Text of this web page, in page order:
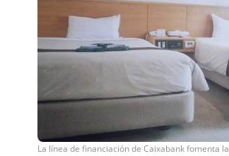
La línea de financiación de Caixabank fomenta